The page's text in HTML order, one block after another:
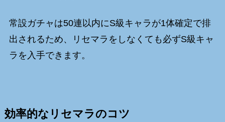
常設ガチャは50連以内にS級キャラが1体確定で排
出されるため、リセマラをしなくても必ずS級キャ
ラを入手できます。
効率的なリセマラのコツ